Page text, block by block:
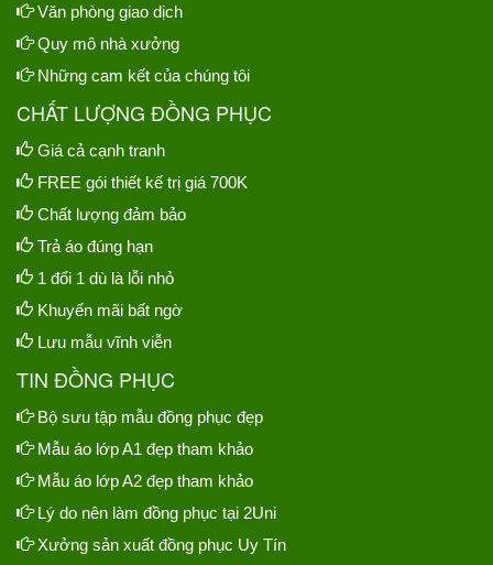
Văn phòng giao dịch
Quy mô nhà xưởng
Những cam kết của chúng tôi
CHẤT LƯỢNG ĐỒNG PHỤC
Giá cả cạnh tranh
FREE gói thiết kế trị giá 700K
Chất lượng đảm bảo
Trả áo đúng hạn
1 đổi 1 dù là lỗi nhỏ
Khuyến mãi bất ngờ
Lưu mẫu vĩnh viễn
TIN ĐỒNG PHỤC
Bộ sưu tập mẫu đồng phục đẹp
Mẫu áo lớp A1 đẹp tham khảo
Mẫu áo lớp A2 đẹp tham khảo
Lý do nên làm đồng phục tại 2Uni
Xưởng sản xuất đồng phục Uy Tín